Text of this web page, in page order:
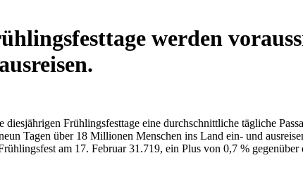
werden
Frühlingsfesttage eine durchschnittliche tägliche
Tagen über 18 Millionen Menschen ins Land ein- und
am 17. Februar 31.719, ein Plus von 0,7 %